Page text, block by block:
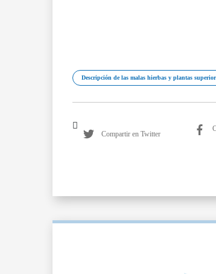
Descripción de las malas hierbas y plantas
Compartir en Twitter